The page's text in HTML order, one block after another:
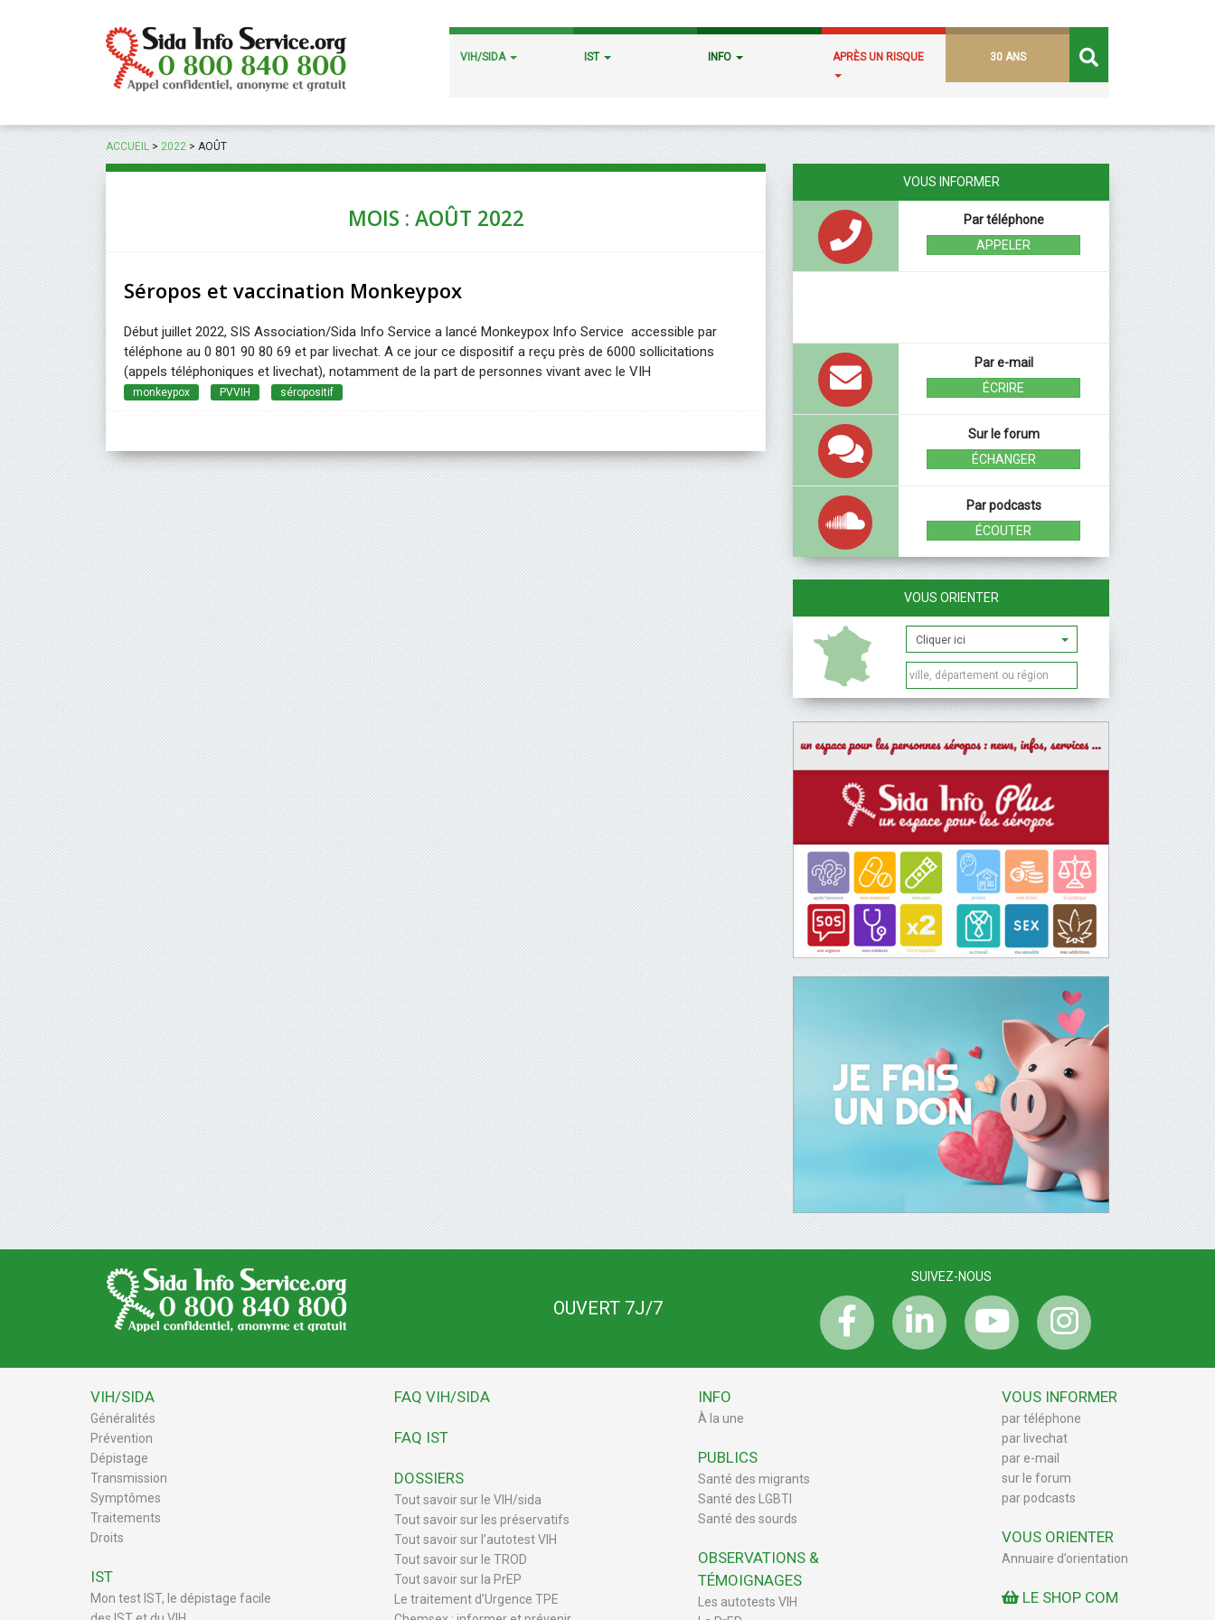
VIH/SIDA IST INFO APRÈS UN RISQUE 30 ANS
ACCUEIL>2022>AOÛT
MOIS : AOÛT 2022
Séropos et vaccination Monkeypox
Début juillet 2022, SIS Association/Sida Info Service a lancé Monkeypox Info Service accessible par
téléphone au 0 801 90 80 69 et par livechat. A ce jour ce dispositif a reçu près de 6000 sollicitations
(appels téléphoniques et livechat), notamment de la part de personnes vivant avec le VIH
monkeypox PVVIH séropositif
VOUS INFORMER
Par téléphone
APPELER
Par e-mail
ÉCRIRE
Sur le forum
ÉCHANGER
Par podcasts
ÉCOUTER
VOUS ORIENTER
OUVERT 7J/7
SUIVEZ-NOUS
VIH/SIDA
Généralités
Prévention
Dépistage
Transmission
Symptômes
Traitements
Droits
IST
Mon test IST, le dépistage facile
FAQ VIH/SIDA
FAQ IST
DOSSIERS
Tout savoir sur le VIH/sida
Tout savoir sur les préservatifs
Tout savoir sur l’autotest VIH
Tout savoir sur le TROD
Tout savoir sur la PrEP
Le traitement d’Urgence TPE
INFO
À la une
PUBLICS
Santé des migrants
Santé des LGBTI
Santé des sourds
OBSERVATIONS &
TÉMOIGNAGES
Les autotests VIH
VOUS INFORMER
par téléphone
par livechat
par e-mail
sur le forum
par podcasts
VOUS ORIENTER
Annuaire d’orientation
LE SHOP COM